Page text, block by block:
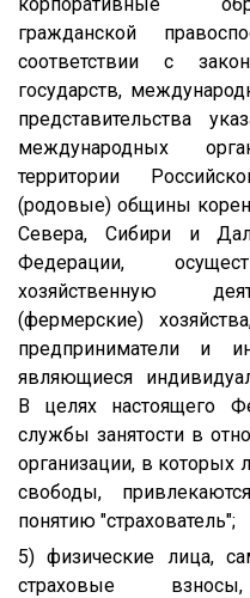
гражданской
соответствии с
государств,
представительства
международных
территории
(родовые) общины
Севера, Сибири и
Федерации,
хозяйственную
(фермерские)
предприниматели и
являющиеся
В целях настоящего
службы занятости в
организации, в
свободы,
понятию "страхователь";
5) физические лица,
страховые